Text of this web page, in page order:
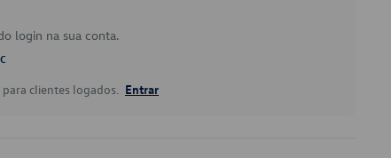
login na sua conta.
clientes logados. Entrar